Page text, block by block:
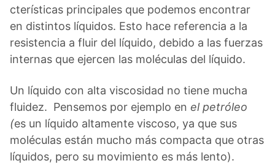
cterísticas principales que podemos encontrar
en distintos líquidos. Esto hace referencia a la
resistencia a fluir del líquido, debido a las fuerzas
internas que ejercen las moléculas del líquido.
Un líquido con alta viscosidad no tiene mucha
fluidez. Pensemos por ejemplo en el petróleo
(es un líquido altamente viscoso, ya que sus
moléculas están mucho más compacta que otras
líquidos, pero su movimiento es más lento).